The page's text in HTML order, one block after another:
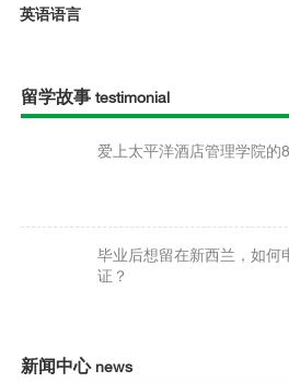
英语语言
留学故事 testimonial
爱上太平洋酒店管理学院的
毕业后想留在新西兰，如何
证？
新闻中心news